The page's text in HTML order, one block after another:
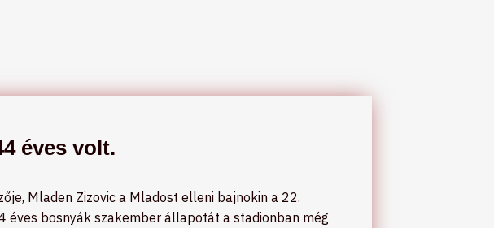
éves volt.
Mladen Zizovic a Mladost elleni bajnokin a 22.
éves bosnyák szakember állapotát a stadionban még